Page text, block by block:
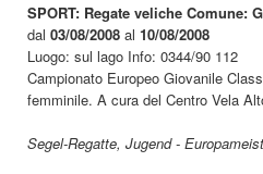
SPORT: Regate veliche Comune:
dal 03/08/2008 al 10/08/2008
Luogo: sul lago Info: 0344/90 112
Campionato Europeo Giovanile
femminile. A cura del Centro Vela
Segel-Regatte, Jugend -